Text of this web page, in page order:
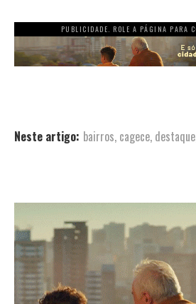
PUBLICIDADE. ROLE A PÁGINA PARA
Neste artigo: bairros, cagece, destaque